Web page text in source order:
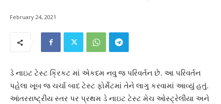
February 24, 2021
ડે નાઇટ ટેસ્ટ ક્રિકટ માં એકદમ નવુ જ પરિવર્તન છે. આ પરિવર્તન
પહેલા ખૂબ જ ચર્ચા બાદ ટેસ્ટ ફોર્મેટમાં તેને લાગુ કરવામાં આવ્યુંં હતુંં.
આંતરરાષ્ટ્રીય સ્તર પર પ્રથમ ડે નાઇટ ટેસ્ટ મેચ ઓસ્ટ્રેલીયા અને